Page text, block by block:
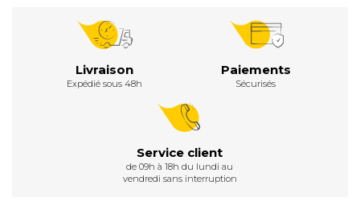
Livraison
Expédié sous 48h
Paiements
Sécurisés
Service client
de 09h à 18h du lundi au
vendredi sans interruption